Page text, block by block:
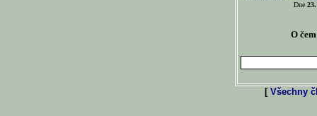
Dne
O
[ Všechny